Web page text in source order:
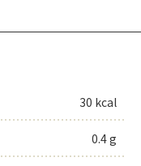
30 kcal
0.4 g